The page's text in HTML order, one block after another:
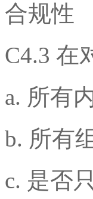
合规性
C4.3 在
a. 所有
b. 所有
c. 是否